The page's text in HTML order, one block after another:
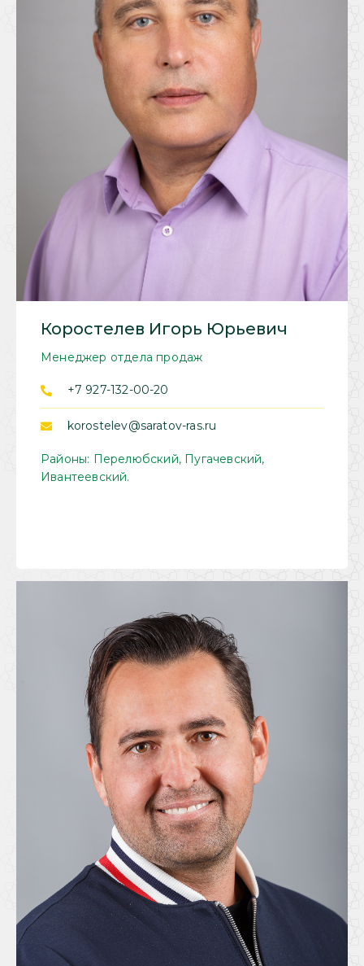
Коростелев Игорь Юрьевич
Менеджер отдела продаж
+7 927-132-00-20
korostelev@saratov-ras.ru
Районы: Перелюбский, Пугачевский,
Ивантеевский.